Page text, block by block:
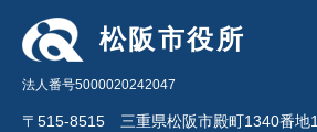
松阪市役所
法人番号5000020242047
〒515-8515 三重県松阪市殿町1340番地1